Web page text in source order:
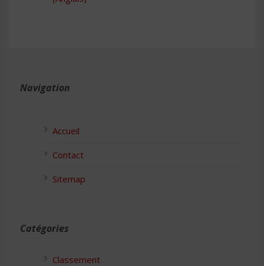
Navigation
Accueil
Contact
Sitemap
Catégories
Classement